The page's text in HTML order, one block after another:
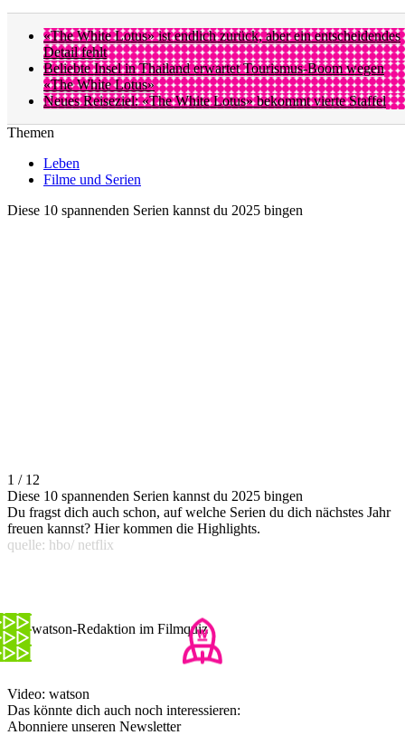
«The White Lotus» ist endlich zurück, aber ein entscheidendes
Detail fehlt
Beliebte Insel in Thailand erwartet Tourismus-Boom wegen
«The White Lotus»
Neues Reiseziel: «The White Lotus» bekommt vierte Staffel
Themen
Leben
Filme und Serien
Diese 10 spannenden Serien kannst du 2025 bingen
1 / 12
Diese 10 spannenden Serien kannst du 2025 bingen
Du fragst dich auch schon, auf welche Serien du dich nächstes Jahr
freuen kannst? Hier kommen die Highlights.
quelle: hbo/ netflix
Die watson-Redaktion im Filmquiz
Video: watson
Das könnte dich auch noch interessieren:
Abonniere unseren Newsletter